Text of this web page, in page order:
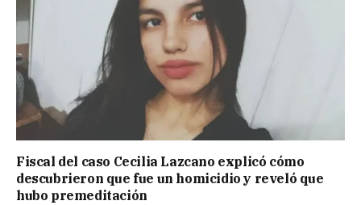
Fiscal del caso Cecilia Lazcano explicó cómo
descubrieron que fue un homicidio y reveló que
hubo premeditación